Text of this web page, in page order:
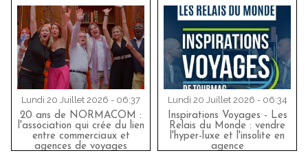
Lundi 20 Juillet 2026 - 06:37
20 ans de NORMACOM :
l'association qui crée du lien
entre commerciaux et
agences de voyages
Lundi 20 Juillet 2026 - 06:34
Inspirations Voyages - Les
Relais du Monde : vendre
l'hyper-luxe et l'insolite en
agence